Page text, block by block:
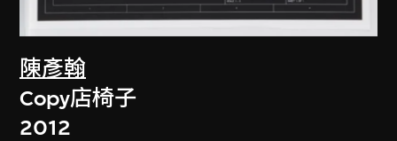
陳彥翰
Copy店椅子
2012